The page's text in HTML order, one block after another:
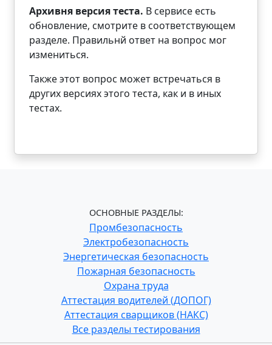
Архивня версия теста. В сервисе есть
обновление, смотрите в соответствующем
разделе. Правильнй ответ на вопрос мог
измениться.
Также этот вопрос может встречаться в
других версиях этого теста, как и в иных
тестах.
ОСНОВНЫЕ РАЗДЕЛЫ:
Промбезопасность
Электробезопасность
Энергетическая безопасность
Пожарная безопасность
Охрана труда
Аттестация водителей (ДОПОГ)
Аттестация сварщиков (НАКС)
Все разделы тестирования